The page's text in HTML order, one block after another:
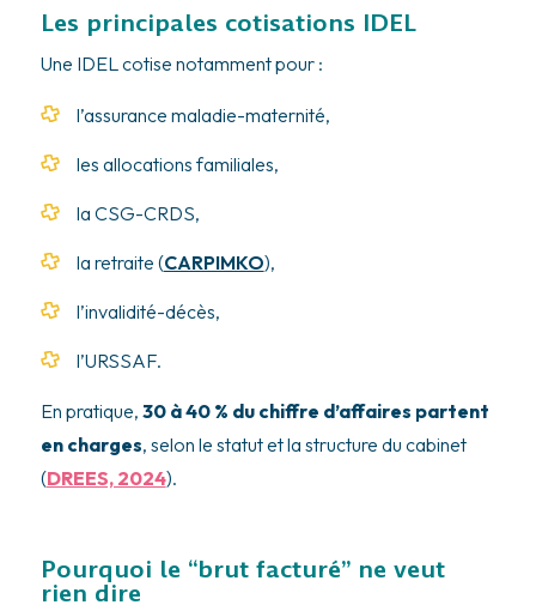
Les principales cotisations IDEL
Une IDEL cotise notamment pour :
l’assurance maladie-maternité,
les allocations familiales,
la CSG-CRDS,
la retraite (CARPIMKO),
l’invalidité-décès,
l’URSSAF.
En pratique, 30 à 40 % du chiffre d’affaires partent
en charges, selon le statut et la structure du cabinet
(DREES, 2024).
Pourquoi le “brut facturé” ne veut
rien dire